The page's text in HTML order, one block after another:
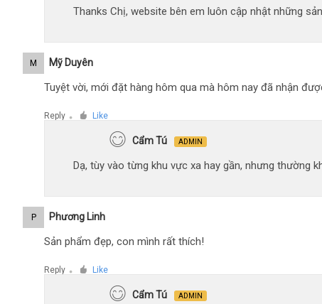
Thanks Chị, website bên em luôn cập nhật những
M Mỹ Duyên
Tuyệt vời, mới đặt hàng hôm qua mà hôm nay đã nhận
Reply ● Like
Cẩm Tú ADMIN
Dạ, tùy vào từng khu vực xa hay gần, nhưng thường
P Phương Linh
Sản phẩm đẹp, con mình rất thích!
Reply ● Like
Cẩm Tú ADMIN